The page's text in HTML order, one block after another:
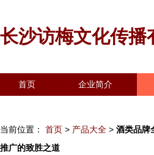
长沙访梅文化传播
首页 企业简介
当前位置： 首页 > 产品大全 > 酒类品牌
推广的致胜之道